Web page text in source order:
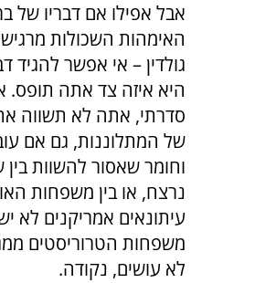
אבל אפילו אם דבריו של
האימהות השכולות
גולדין – אי אפשר
היא איזה צד אתה תופס.
סדרתי, אתה לא תשווה
של המתלוננות, גם אם
וחומר שאסור להשוות
נרצח, או בין משפחות
עיתונאים אמריקנים לא
משפחות הטרוריסטים
לא עושים, נקודה.